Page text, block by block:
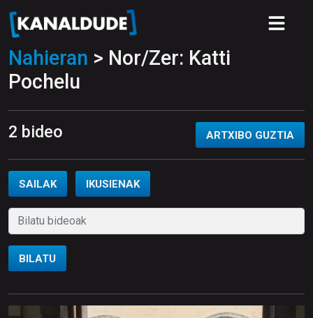
Nahieran > Nor/Zer: Katti
Pochelu
2 bideo ARTXIBO GUZTIA
SAILAK IKUSIENAK
BILATU